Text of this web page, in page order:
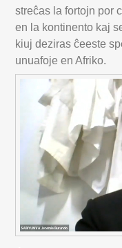
streĉas la fortojn por
en la kontinento kaj
kiuj deziras ĉeeste
unuafoje en Afriko.